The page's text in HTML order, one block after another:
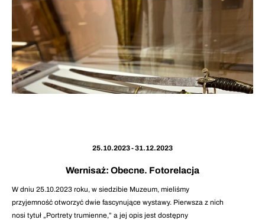
25.10.2023 - 31.12.2023
Wernisaż: Obecne. Fotorelacja
W dniu 25.10.2023 roku, w siedzibie Muzeum, mieliśmy
przyjemność otworzyć dwie fascynujące wystawy. Pierwsza z nich
nosi tytuł „Portrety trumienne,” a jej opis jest dostępny